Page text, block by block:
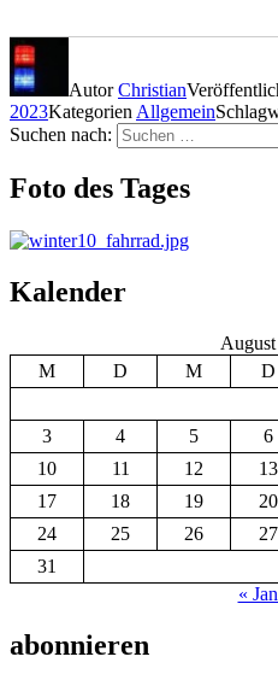
AutorChristian
2023Kategorien Allgemein
Suchen nach:
Foto des Tages
Kalender
M
D M D
3
4 5 6
10
11 12 13
17
18 19 20
24
25 26 27
31
«
abonnieren